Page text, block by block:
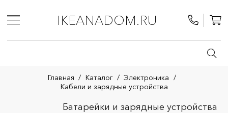
IKEANADOM.RU
Главная / Каталог / Электроника /
Кабели и зарядные устройства
Батарейки и зарядные устройства